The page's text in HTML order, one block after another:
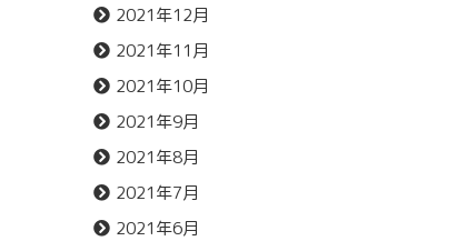
2021年12月
2021年11月
2021年10月
2021年9月
2021年8月
2021年7月
2021年6月